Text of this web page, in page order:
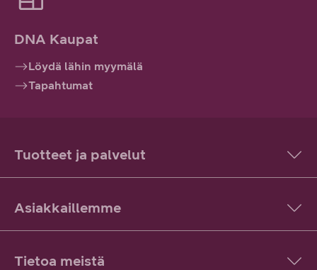
DNA Kaupat
Löydä lähin myymälä
Tapahtumat
Tuotteet ja palvelut
Asiakkaillemme
Tietoa meistä